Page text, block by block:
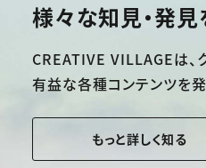
様々な知見・発見
CREATIVE VILLAGEは、
有益な各種コンテンツを発
もっと詳しく知る